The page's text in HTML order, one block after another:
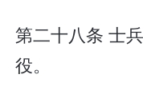
第二十八条 士
役。